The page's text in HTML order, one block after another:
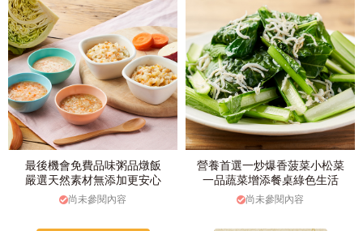
最後機會免費品味粥品燉飯
嚴選天然素材無添加更安心
尚未參閱內容
營養首選一炒爆香菠菜小松菜
一品蔬菜增添餐桌綠色生活
尚未參閱內容